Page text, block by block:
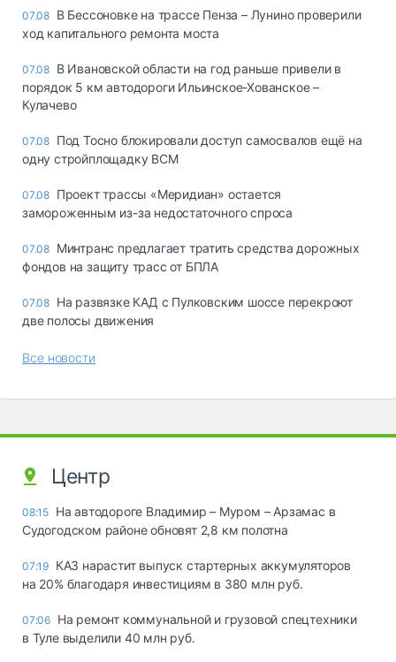
07.08 В Бессоновке на трассе Пенза – Лунино проверили
ход капитального ремонта моста
07.08 В Ивановской области на год раньше привели в
порядок 5 км автодороги Ильинское-Хованское –
Кулачево
07.08 Под Тосно блокировали доступ самосвалов ещё на
одну стройплощадку ВСМ
07.08 Проект трассы «Меридиан» остается
замороженным из-за недостаточного спроса
07.08 Минтранс предлагает тратить средства дорожных
фондов на защиту трасс от БПЛА
07.08 На развязке КАД с Пулковским шоссе перекроют
две полосы движения
Все новости
Центр
08:15 На автодороге Владимир – Муром – Арзамас в
Судогодском районе обновят 2,8 км полотна
07:19 КАЗ нарастит выпуск стартерных аккумуляторов
на 20% благодаря инвестициям в 380 млн руб.
07:06 На ремонт коммунальной и грузовой спецтехники
в Туле выделили 40 млн руб.